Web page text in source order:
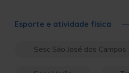
Esporte e atividade física
Sesc São José dos Campos